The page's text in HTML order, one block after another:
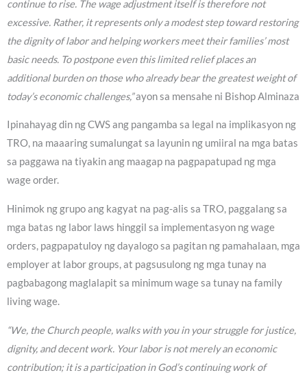
continue to rise. The wage adjustment itself is therefore not
excessive. Rather, it represents only a modest step toward restoring
the dignity of labor and helping workers meet their families’ most
basic needs. To postpone even this limited relief places an
additional burden on those who already bear the greatest weight of
today’s economic challenges,”ayon sa mensahe ni Bishop Alminaza
Ipinahayag din ng CWS ang pangamba sa legal na implikasyon ng
TRO, na maaaring sumalungat sa layunin ng umiiral na mga batas
sa paggawa na tiyakin ang maagap na pagpapatupad ng mga
wage order.
Hinimok ng grupo ang kagyat na pag-alis sa TRO, paggalang sa
mga batas ng labor laws hinggil sa implementasyon ng wage
orders, pagpapatuloy ng dayalogo sa pagitan ng pamahalaan, mga
employer at labor groups, at pagsusulong ng mga tunay na
pagbabagong maglalapit sa minimum wage sa tunay na family
living wage.
“We, the Church people, walks with you in your struggle for justice,
dignity, and decent work. Your labor is not merely an economic
contribution; it is a participation in God’s continuing work of